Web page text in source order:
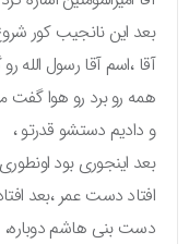
بعد این نانجیب کور
آقا ،اسم آقا رسول الله
همه رو برد رو هوا گفت
و دادیم دستشو قدرتو ،
بعد اینجوری بود
افتاد دست عمر ،بعد
دست بنی هاشم دوباره،